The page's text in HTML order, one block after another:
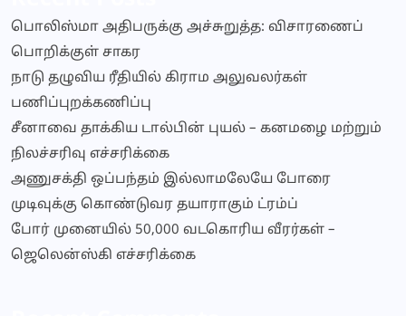
பொலிஸ்மா அதிபருக்கு அச்சுறுத்த: விசாரணைப்
பொறிக்குள் சாகர
நாடு தழுவிய ரீதியில் கிராம அலுவலர்கள்
பணிப்புறக்கணிப்பு
சீனாவை தாக்கிய டால்பின் புயல் – கனமழை மற்றும்
நிலச்சரிவு எச்சரிக்கை
அணுசக்தி ஒப்பந்தம் இல்லாமலேயே போரை
முடிவுக்கு கொண்டுவர தயாராகும் ட்ரம்ப்
போர் முனையில் 50,000 வடகொரிய வீரர்கள் –
ஜெலென்ஸ்கி எச்சரிக்கை